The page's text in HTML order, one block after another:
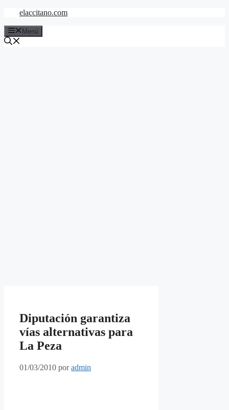
Saltar
contenido
elaccitano.com
Menú
Diputación garantiza
vías alternativas para
La Peza
01/03/2010 poradmin